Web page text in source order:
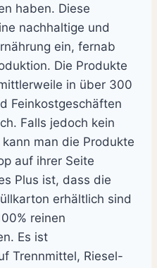
haben. Diese
nachhaltige und
ein, fernab
Die Produkte
in über 300
Feinkostgeschäften
Falls jedoch kein
man die Produkte
auf ihrer Seite
Plus ist, dass die
erhältlich sind
reinen
Es ist
Trennmittel, Riesel-